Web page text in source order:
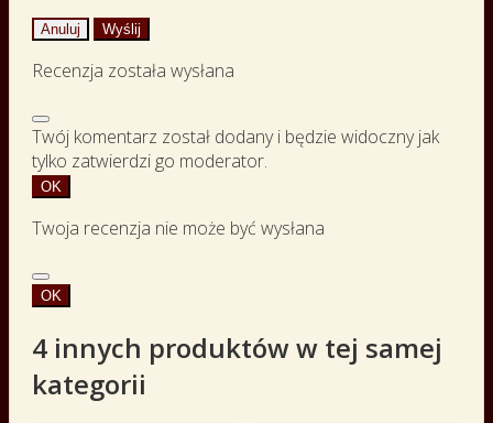
Anuluj Wyślij
Recenzja została wysłana
Twój komentarz został dodany i będzie widoczny jak
tylko zatwierdzi go moderator.
OK
Twoja recenzja nie może być wysłana
OK
4 innych produktów w tej samej
kategorii